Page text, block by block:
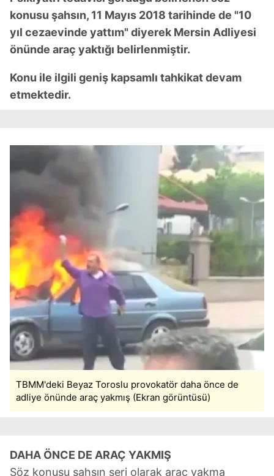
konusu şahsın, 11 Mayıs 2018 tarihinde de "10
yıl cezaevinde yattım" diyerek Mersin Adliyesi
önünde araç yaktığı belirlenmiştir.
Konu ile ilgili geniş kapsamlı tahkikat devam
etmektedir.
TBMM'deki Beyaz Toroslu provokatör daha önce de
adliye önünde araç yakmış (Ekran görüntüsü)
DAHA ÖNCE DE ARAÇ YAKMIŞ
Söz konusu şahsın seri olarak araç yakma